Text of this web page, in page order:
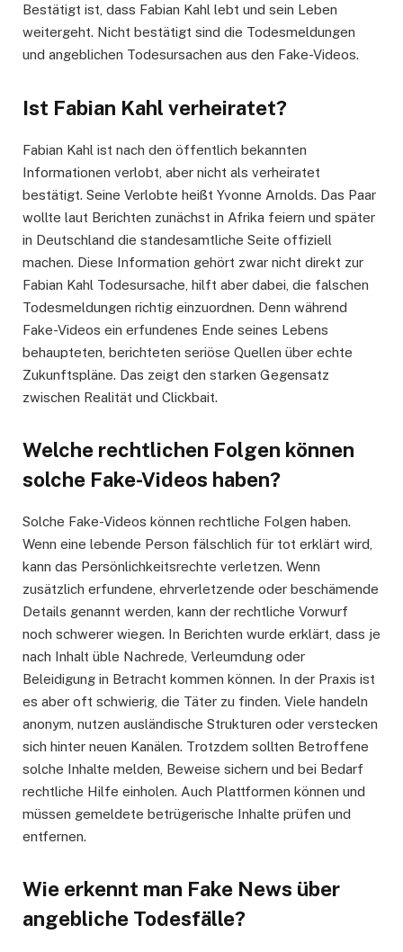
Bestätigt ist, dass Fabian Kahl lebt und sein Leben
weitergeht. Nicht bestätigt sind die Todesmeldungen
und angeblichen Todesursachen aus den Fake-Videos.
Ist Fabian Kahl verheiratet?
Fabian Kahl ist nach den öffentlich bekannten
Informationen verlobt, aber nicht als verheiratet
bestätigt. Seine Verlobte heißt Yvonne Arnolds. Das Paar
wollte laut Berichten zunächst in Afrika feiern und später
in Deutschland die standesamtliche Seite offiziell
machen. Diese Information gehört zwar nicht direkt zur
Fabian Kahl Todesursache, hilft aber dabei, die falschen
Todesmeldungen richtig einzuordnen. Denn während
Fake-Videos ein erfundenes Ende seines Lebens
behaupteten, berichteten seriöse Quellen über echte
Zukunftspläne. Das zeigt den starken Gegensatz
zwischen Realität und Clickbait.
Welche rechtlichen Folgen können
solche Fake-Videos haben?
Solche Fake-Videos können rechtliche Folgen haben.
Wenn eine lebende Person fälschlich für tot erklärt wird,
kann das Persönlichkeitsrechte verletzen. Wenn
zusätzlich erfundene, ehrverletzende oder beschämende
Details genannt werden, kann der rechtliche Vorwurf
noch schwerer wiegen. In Berichten wurde erklärt, dass je
nach Inhalt üble Nachrede, Verleumdung oder
Beleidigung in Betracht kommen können. In der Praxis ist
es aber oft schwierig, die Täter zu finden. Viele handeln
anonym, nutzen ausländische Strukturen oder verstecken
sich hinter neuen Kanälen. Trotzdem sollten Betroffene
solche Inhalte melden, Beweise sichern und bei Bedarf
rechtliche Hilfe einholen. Auch Plattformen können und
müssen gemeldete betrügerische Inhalte prüfen und
entfernen.
Wie erkennt man Fake News über
angebliche Todesfälle?